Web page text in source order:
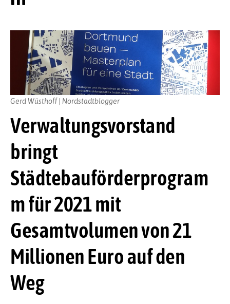
Verwaltungsvorstand
bringt
Städtebauförderprogram
m für 2021 mit
Gesamtvolumen von 21
Millionen Euro auf den
Weg
Gerd Wüsthoff | Nordstadtblogger